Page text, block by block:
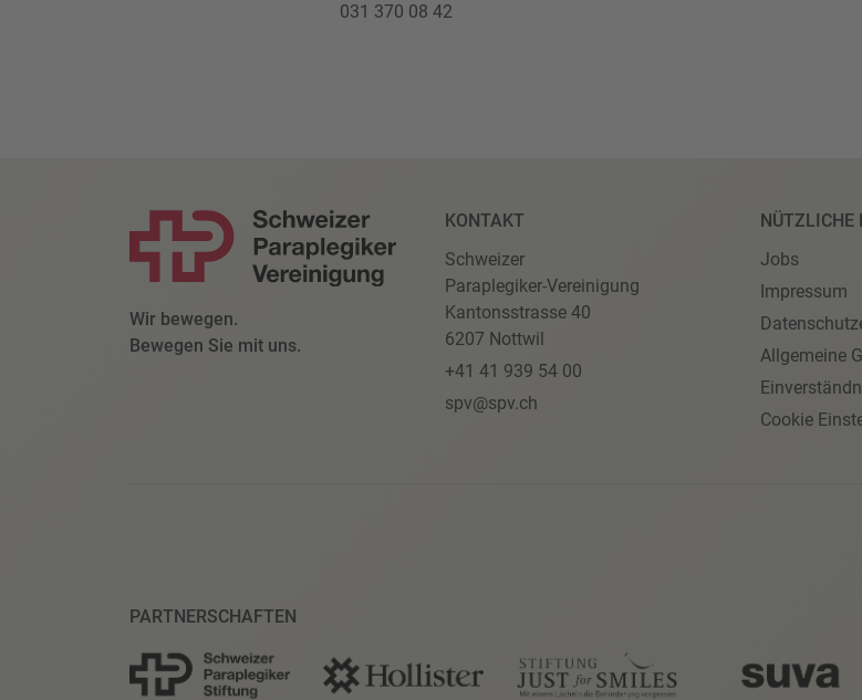
031 370 08 42
Wir bewegen.
Bewegen Sie mit uns.
KONTAKT
Schweizer
Paraplegiker-Vereinigung
Kantonsstrasse 40
6207 Nottwil
+41 41 939 54 00
spv@spv.ch
NÜTZLICHE
Jobs
Impressum
Allgemeine
Cookie
PARTNERSCHAFTEN